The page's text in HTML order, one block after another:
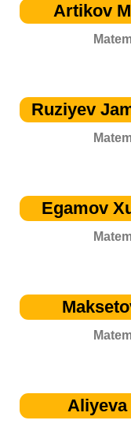
Artikov
Ruziyev
Egamov